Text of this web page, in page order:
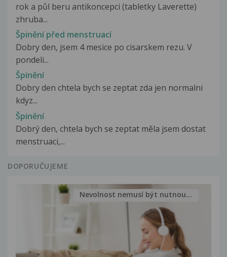
rok a půl beru antikoncepci (tabletky Laverette)
zhruba...
Špinění před menstruací
Dobry den, jsem 4 mesice po cisarskem rezu. V
pondeli...
Špinění
Dobry den chtela bych se zeptat zda jen normalni
kdyz...
Špinění
Dobrý den, chtela bych se zeptat měla jsem dostat
menstruaci,...
DOPORUČUJEME
Nevolnost nemusí být nutnou...